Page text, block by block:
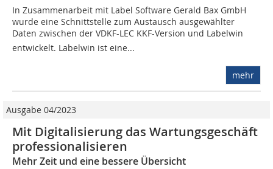
In Zusammenarbeit mit Label Software Gerald Bax GmbH
wurde eine Schnittstelle zum Austausch ausgewählter
Daten zwischen der VDKF-LEC KKF-Version und Labelwin
entwickelt. Labelwin ist eine...
mehr
Ausgabe 04/2023
Mit Digitalisierung das Wartungs­geschäft
professionalisieren
Mehr Zeit und eine bessere Übersicht